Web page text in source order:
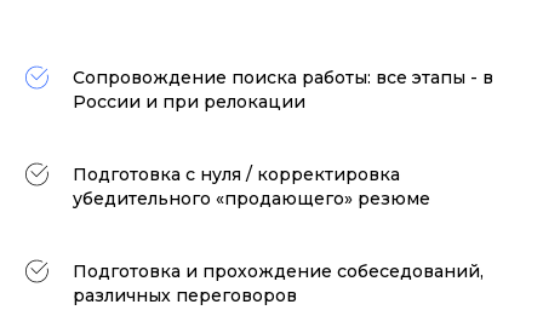
Сопровождение поиска работы: все этапы - в
России и при релокации
Подготовка с нуля / корректировка
убедительного «продающего» резюме
Подготовка и прохождение собеседований,
различных переговоров